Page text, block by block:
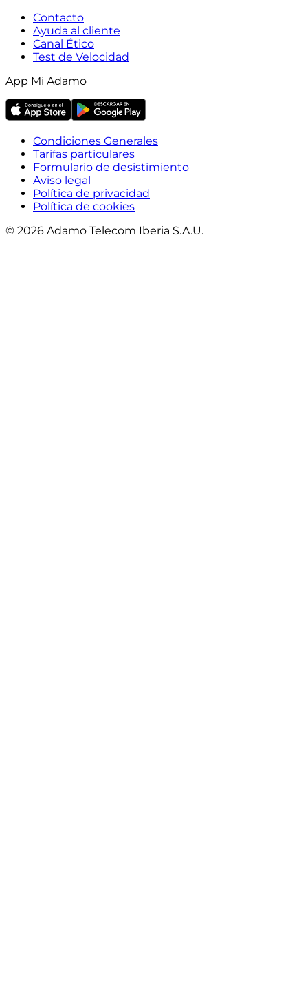
Contacto
Ayuda al cliente
Canal Ético
Test de Velocidad
App Mi Adamo
Condiciones Generales
Tarifas particulares
Formulario de desistimiento
Aviso legal
Política de privacidad
Política de cookies
© 2026 Adamo Telecom Iberia S.A.U.